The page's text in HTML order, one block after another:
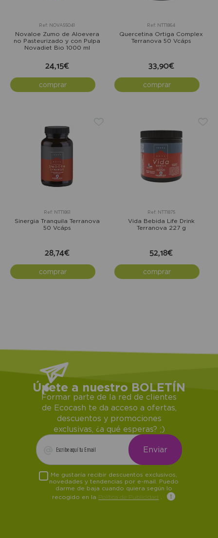
Ref: NOVA55041
Novaloe Zumo de Aloevera
no Pasteurizado y con Pulpa
Novadiet Bio 1000 ml
24,15€
comprar
Ref: NTT1864
Quercetina Ortiga Complex
Terranova 50 Vcáps
33,90€
comprar
Ref: NTT1861
Sinergia Tranquila Terranova
50 Vcáps
28,74€
comprar
Ref: NTT1875
Vida Bebida Life Drink
Terranova 227 g
52,18€
comprar
Únete a nuestro BOLETÍN
Formar parte de la red de clientes
de Ecocash te da acceso a ofertas,
descuentos y promociones
exclusivas, ¿a qué esperas? ;)
Me gustaría recibir descuentos exclusivos,
novedades y tendencias por e-mail. Puedo
darme de baja cuando quiera según lo
recogido en la Política de Publicidad